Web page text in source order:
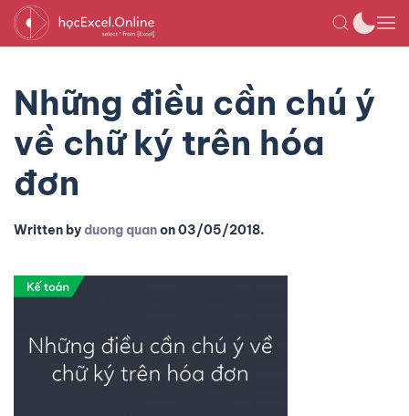
Những điều cần chú ý
về chữ ký trên hóa
đơn
Written byduong quanon03/05/2018.